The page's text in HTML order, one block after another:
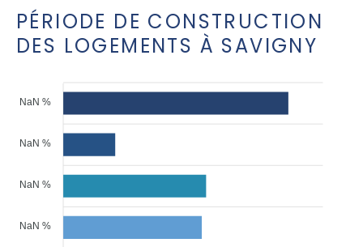
PÉRIODE DE CONSTRUCTION
DES LOGEMENTS À SAVIGNY
NaN %
NaN %
NaN %
NaN %